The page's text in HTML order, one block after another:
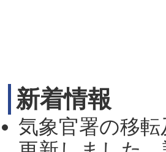
新着情報
気象官署の移